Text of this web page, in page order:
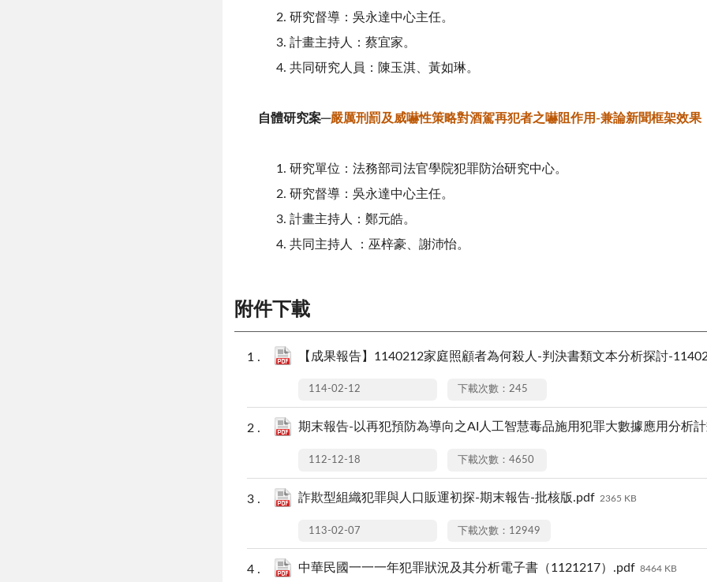
研究督導：吳永達中心主任。
計畫主持人：蔡宜家。
共同研究人員：陳玉淇、黃如琳。
自體研究案─嚴厲刑罰及威嚇性策略對酒駕再犯者之嚇阻作用-兼論新聞框架效果
研究單位：法務部司法官學院犯罪防治研究中心。
研究督導：吳永達中心主任。
計畫主持人：鄭元皓。
共同主持人 ：巫梓豪、謝沛怡。
附件下載
【成果報告】1140212家庭照顧者為何殺人-判決書類文本分析探討-
114-02-12 下載次數：245
期末報告-以再犯預防為導向之AI人工智慧毒品施用犯罪大數據應用分析
112-12-18 下載次數：4650
詐欺型組織犯罪與人口販運初探-期末報告-批核版.pdf 2365 KB
113-02-07 下載次數：12949
中華民國一一一年犯罪狀況及其分析電子書（1121217）.pdf 8464 KB